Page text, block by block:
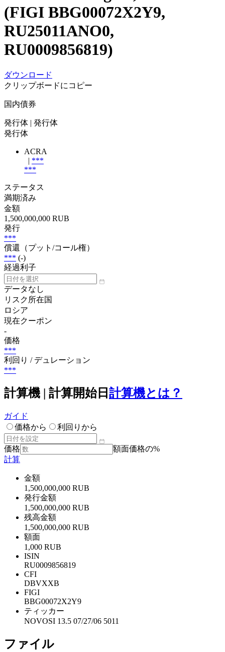
(FIGI BBG00072X2Y9,
RU25011ANO0,
RU0009856819)
ダウンロード
クリップボードにコピー
国内債券
発行体 | 発行体
発行体
ACRA
| ***
***
ステータス
満期済み
金額
1,500,000,000 RUB
発行
***
償還（プット/コール権）
*** (-)
経過利子
データなし
リスク所在国
ロシア
現在クーポン
-
価格
***
利回り / デュレーション
***
計算機 | 計算開始日 計算機とは？
ガイド
価格から
利回りから
価格
額面価格の%
計算
金額
1,500,000,000 RUB
発行金額
1,500,000,000 RUB
残高金額
1,500,000,000 RUB
額面
1,000 RUB
ISIN
RU0009856819
CFI
DBVXXB
FIGI
BBG00072X2Y9
ティッカー
NOVOSI 13.5 07/27/06 5011
ファイル